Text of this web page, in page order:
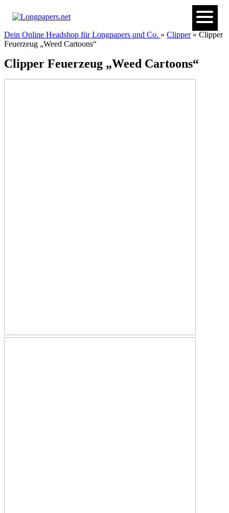
Dein Online Headshop für Longpapers und Co. » Clipper» Clipper
Feuerzeug „Weed Cartoons“
Clipper Feuerzeug „Weed Cartoons“